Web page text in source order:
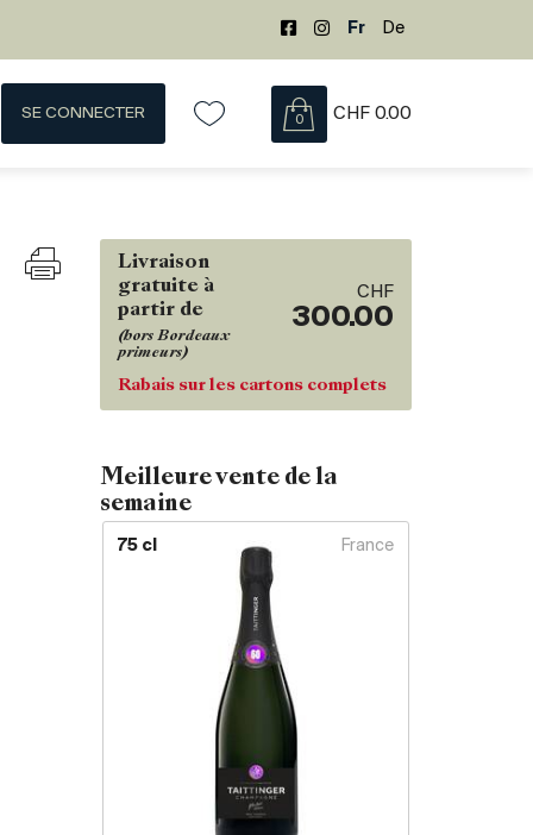
Fr De
SE CONNECTER 0 CHF 0.00
Livraison
gratuite à
partir de
(hors Bordeaux
primeurs)
CHF
300.00
Rabais sur les cartons complets
Meilleure vente de la
semaine
75 cl France